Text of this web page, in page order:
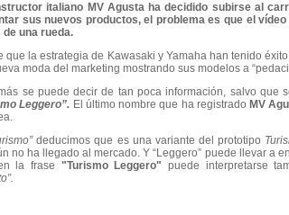
italiano MV Agusta ha decidido subirse al
sus nuevos productos, el problema es que el
de una rueda.
que la estrategia de Kawasaki y Yamaha han tenido
moda del marketing mostrando sus modelos a
se puede decir de tan poca información, salvo que
Leggero”. El último nombre que ha registrado MV
deducimos que es una variante del prototipo
no ha llegado al mercado. Y “Leggero” puede llevar a
la frase "Turismo Leggero"puede interpretarse